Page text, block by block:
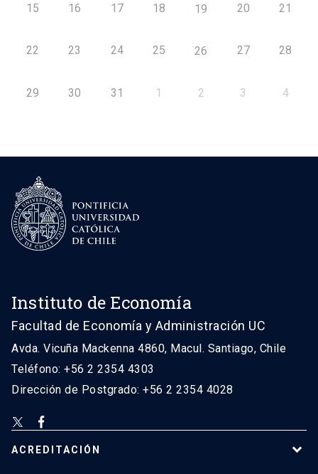
15 16 17 18 19 20 21
22 23 24 25 26 27 28
29 30 31 1 2 3 4
Instituto de Economía
Facultad de Economía y Administración UC
Avda. Vicuña Mackenna 4860, Macul. Santiago, Chile
Teléfono: +56 2 2354 4303
Dirección de Postgrado: +56 2 2354 4028
ACREDITACIÓN